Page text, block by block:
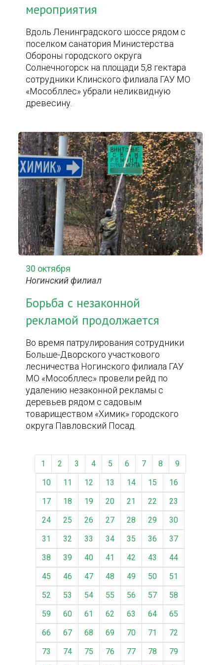
мероприятия
Вдоль Ленинградского шоссе рядом с
поселком санатория Министерства
Обороны городского округа
Солнечногорск на площади 5,8 гектара
сотрудники Клинского филиала ГАУ МО
«Мособллес» убрали неликвидную
древесину.
30 октября
Ногинский филиал
Борьба с незаконной
рекламой продолжается
Во время патрулирования сотрудники
Больше-Дворского участкового
лесничества Ногинского филиала ГАУ
МО «Мособллес» провели рейд по
удалению незаконной рекламы с
деревьев рядом с садовым
товариществом «Химик» городского
округа Павловский Посад.
1 2 3 4 5 6 7 8
9
10
11 12 13 14 15
16
17
18 19 20 21 22
23
24
25 26 27 28 29
30
31
32 33 34 35 36
37
38
39 40 41 42 43
44
45
46 47 48 49 50
51
52
53 54 55 56 57
58
59
60 61 62 63 64
65
66
67 68 69 70 71
72
73
74 75 76 77 78
79